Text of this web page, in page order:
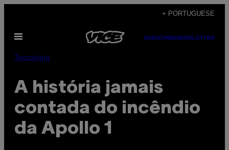
content
+ PORTUGUESE
Open
SUBSCRIBENEWSLETTER
Tecnología
A história jamais
contada do incêndio
da Apollo 1